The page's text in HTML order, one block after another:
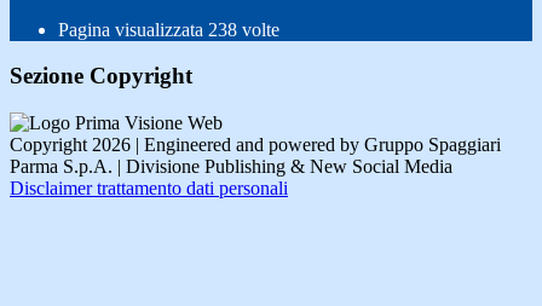
Pagina visualizzata 238 volte
Sezione Copyright
Copyright 2026 | Engineered and powered by Gruppo Spaggiari
Parma S.p.A. | Divisione Publishing & New Social Media
Disclaimer trattamento dati personali